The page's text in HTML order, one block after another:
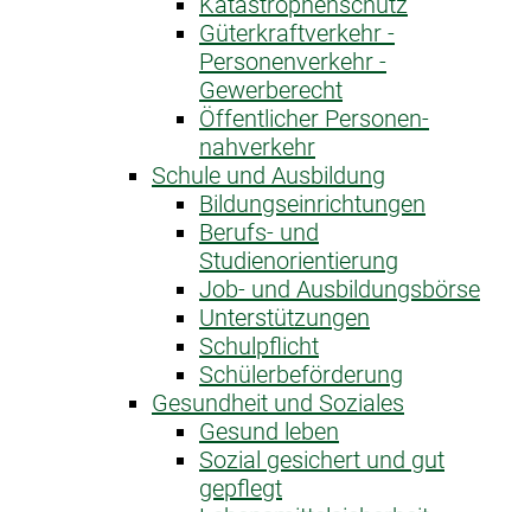
Güterkraftverkehr -
Personenverkehr -
Gewerberecht
Öffentlicher Personen­
nahverkehr
Schule und Ausbildung
Bildungseinrichtungen
Berufs- und
Studienorientierung
Job- und Ausbildungsbörse
Unterstützungen
Schulpflicht
Schülerbeförderung
Gesundheit und Soziales
Gesund leben
Sozial gesichert und gut
gepflegt